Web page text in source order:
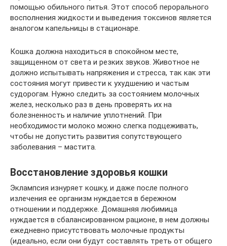
помощью обильного питья. Этот способ перорального
восполнения жидкости и выведения токсинов является
аналогом капельницы в стационаре.
Кошка должна находиться в спокойном месте,
защищенном от света и резких звуков. Животное не
должно испытывать напряжения и стресса, так как эти
состояния могут привести к ухудшению и частым
судорогам. Нужно следить за состоянием молочных
желез, несколько раз в день проверять их на
болезненность и наличие уплотнений. При
необходимости молоко можно слегка подцеживать,
чтобы не допустить развития сопутствующего
заболевания – мастита.
Восстановление здоровья кошки
Эклампсия изнуряет кошку, и даже после полного
излечения ее организм нуждается в бережном
отношении и поддержке. Домашняя любимица
нуждается в сбалансированном рационе, в нем должны
ежедневно присутствовать молочные продукты
(идеально, если они будут составлять треть от общего